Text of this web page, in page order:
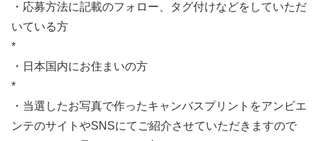
・応募方法に記載のフォロー、タグ付けなどをしていただ
いている方
*
・日本国内にお住まいの方
*
・当選したお写真で作ったキャンバスプリントをアンビエ
ンテのサイトやSNSにてご紹介させていただきますので